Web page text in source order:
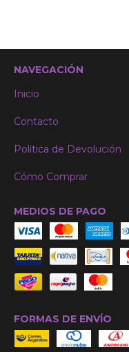
NAVEGACIÓN
Inicio
Contacto
Política de Devolución
Cómo Comprar
MEDIOS DE PAGO
FORMAS DE ENVÍO